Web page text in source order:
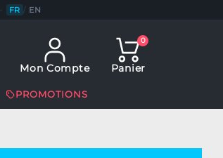
FR / EN
Mon Compte
0
Panier
PROMOTIONS